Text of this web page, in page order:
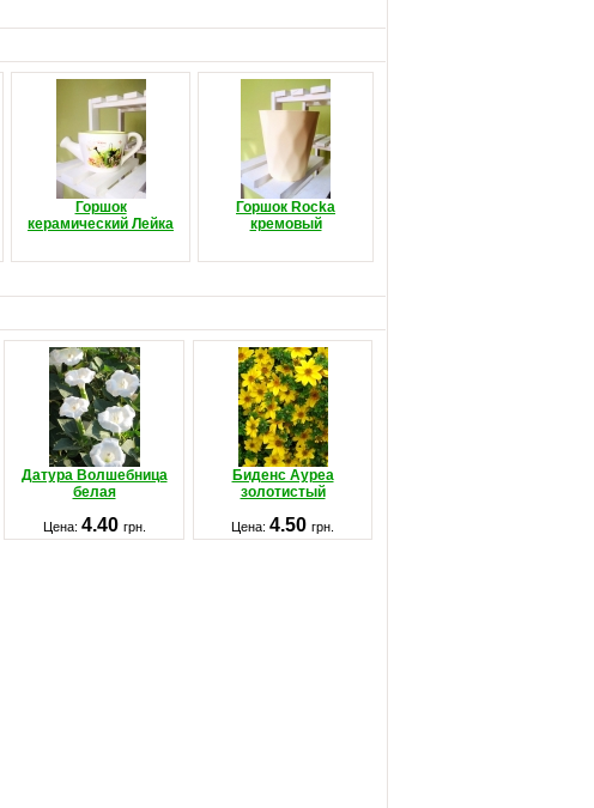
Горшок
керамический Лейка
Горшок Rocka
кремовый
Датура Волшебница
белая
Биденс Ауреа
золотистый
Цена: 4.40 грн. Цена: 4.50 грн.